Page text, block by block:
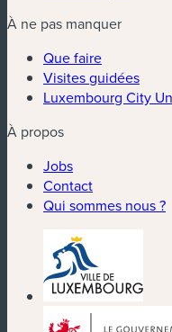
À ne pas manquer
Que faire
Visites guidées
Luxembourg City
À propos
Jobs
Contact
Qui sommes nous ?